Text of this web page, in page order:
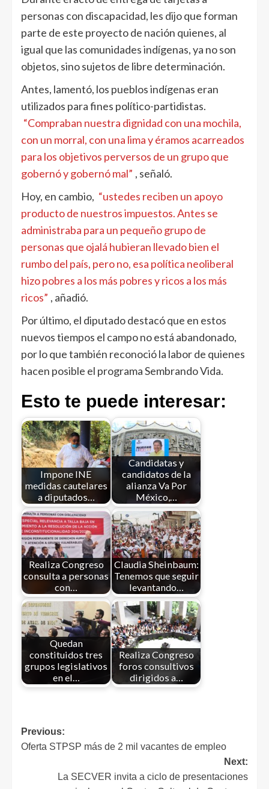
personas con discapacidad, les dijo que forman
parte de este proyecto de nación quienes, al
igual que las comunidades indígenas, ya no son
objetos, sino sujetos de libre determinación.
Antes, lamentó, los pueblos indígenas eran
utilizados para fines político-partidistas.
“Compraban nuestra dignidad con una mochila,
con un morral, con una lima y éramos acarreados
para los objetivos perversos de un grupo que
gobernó y gobernó mal” , señaló.
Hoy, en cambio, “ustedes reciben un apoyo
producto de nuestros impuestos. Antes se
administraba para un pequeño grupo de
personas que ojalá hubieran llevado bien el
rumbo del país, pero no, esa política neoliberal
hizo pobres a los más pobres y ricos a los más
ricos” , añadió.
Por último, el diputado destacó que en estos
nuevos tiempos el campo no está abandonado,
por lo que también reconoció la labor de quienes
hacen posible el programa Sembrando Vida.
Esto te puede interesar:
Impone INE
medidas cautelares
a diputados…
Candidatas y
candidatos de la
alianza Va Por
México,…
Realiza Congreso
consulta a personas
con…
Claudia Sheinbaum:
Tenemos que seguir
levantando…
Quedan
constituidos tres
grupos legislativos
en el…
Realiza Congreso
foros consultivos
dirigidos a…
Previous:
Oferta STPSP más de 2 mil vacantes de empleo
Next:
La SECVER invita a ciclo de presentaciones